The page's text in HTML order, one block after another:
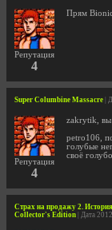
Репутация
4
Прям
Super Columbine Massacre |
Репутация
4
zakrytik, вы
petro106,
голубые
своё
Страх на продажу 2.
Collector's Edition | Дата